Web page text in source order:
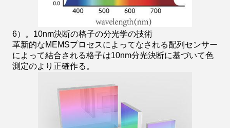
6）。10nm決断の格子の分光学の技術
革新的なMEMSプロセスによってなされる配列センサー
によって結合される格子は10nm分光決断に基づいて色
測定のより正確作る。